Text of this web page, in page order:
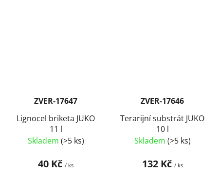
ZVER-17647
Lignocel briketa JUKO
11 l
Skladem (>5 ks)
40 Kč / ks
ZVER-17646
Terarijní substrát JUKO
10 l
Skladem (>5 ks)
132 Kč / ks